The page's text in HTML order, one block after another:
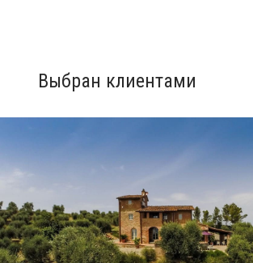
Выбран клиентами